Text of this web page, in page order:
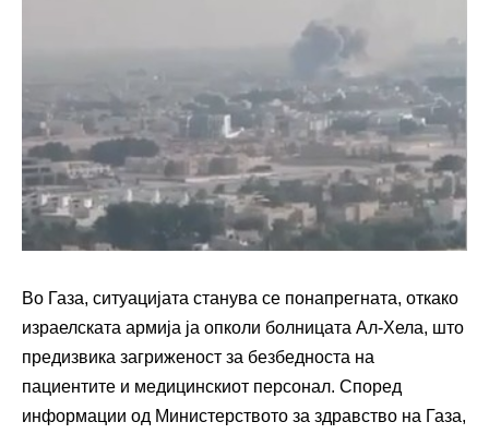
Во Газа, ситуацијата станува се понапрегната, откако
израелската армија ја опколи болницата Ал-Хела, што
предизвика загриженост за безбедноста на
пациентите и медицинскиот персонал. Според
информации од Министерството за здравство на Газа,